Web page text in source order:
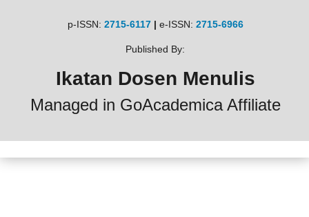
p-ISSN: 2715-6117| e-ISSN: 2715-6966
Published By:
Ikatan Dosen Menulis
Managed in GoAcademica Affiliate